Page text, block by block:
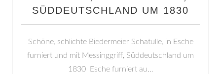
SÜDDEUTSCHLAND UM 1830
Schöne, schlichte Biedermeier Schatulle, in Esche
furniert und mit Messinggriff, Süddeutschland um
1830 Esche furniert au…